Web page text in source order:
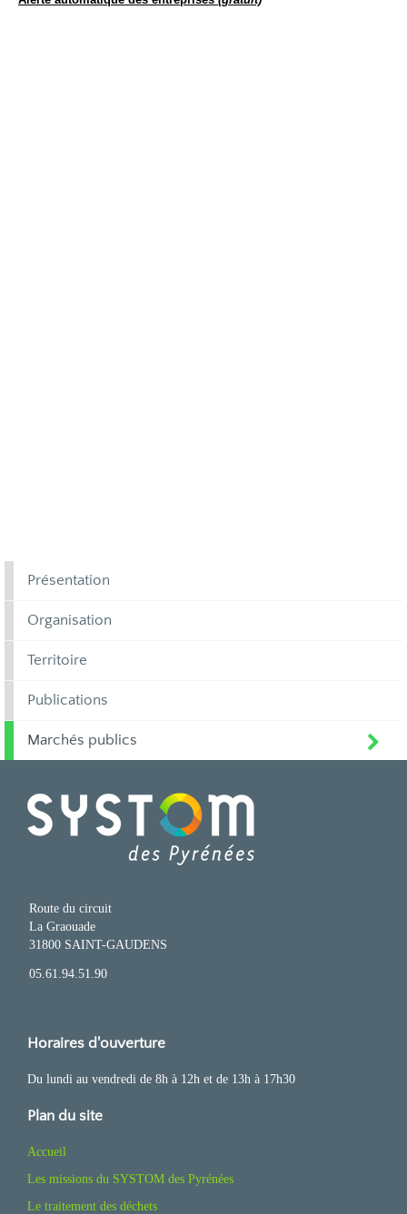
Présentation
Organisation
Territoire
Publications
Marchés publics
Route du circuit
La Graouade
31800 SAINT-GAUDENS
05.61.94.51.90
Horaires d'ouverture
Du lundi au vendredi de 8h à 12h et de 13h à 17h30
Plan du site
Accueil
Les missions du SYSTOM des Pyrénées
Le traitement des déchets